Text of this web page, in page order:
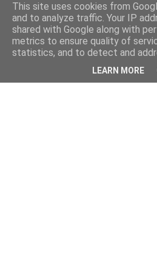
This site uses cookies from
and to analyze traffic. Your IP
shared with Google along with
metrics to ensure quality of
statistics, and to detect and
LEARN MORE